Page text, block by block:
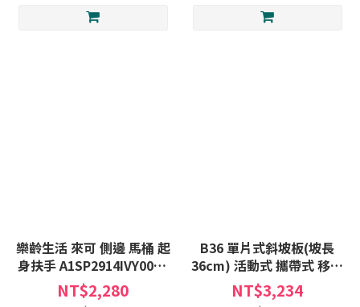
樂齡生活 來可 側邊 馬桶 起
身扶手 A1SP2914IVY0000
廁所 安全 扶手 起身器 扶手
架 不須安裝
NT$2,280
B36 單片式斜坡板(坡長
36cm) 活動式 攜帶式 移動
式 斜坡板 輪椅斜坡 台灣製
斜坡板專家 斜坡板補助(不
NT$3,234